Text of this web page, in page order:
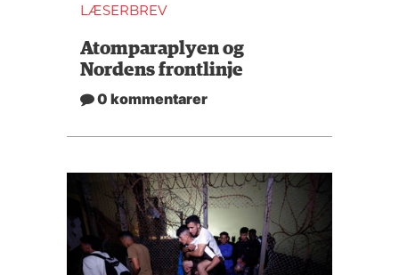
LÆSERBREV
Atomparaplyen og
Nordens frontlinje
0 kommentarer